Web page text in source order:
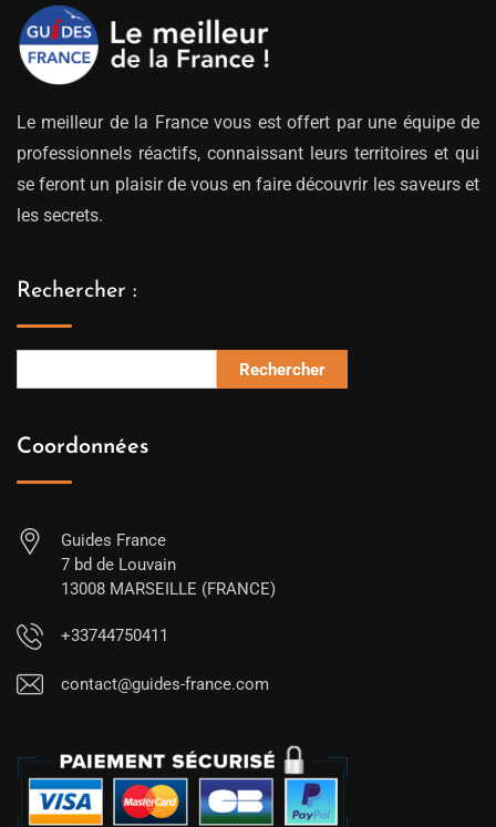
Le meilleur de la France vous est offert par une équipe de
professionnels réactifs, connaissant leurs territoires et qui
se feront un plaisir de vous en faire découvrir les saveurs et
les secrets.
Rechercher :
Rechercher
Coordonnées
Guides France
7 bd de Louvain
13008 MARSEILLE (FRANCE)
+33744750411
contact@guides-france.com